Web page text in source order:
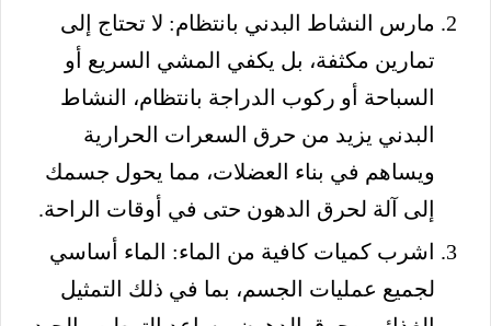
مارس النشاط البدني بانتظام: لا تحتاج إلى
تمارين مكثفة، بل يكفي المشي السريع أو
السباحة أو ركوب الدراجة بانتظام، النشاط
البدني يزيد من حرق السعرات الحرارية
ويساهم في بناء العضلات، مما يحول جسمك
إلى آلة لحرق الدهون حتى في أوقات الراحة.
اشرب كميات كافية من الماء: الماء أساسي
لجميع عمليات الجسم، بما في ذلك التمثيل